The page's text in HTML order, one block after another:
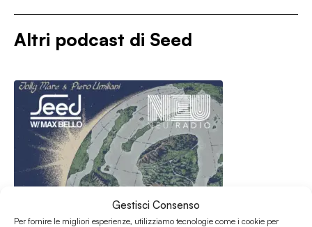
Gestisci Consenso
Per fornire le migliori esperienze, utilizziamo tecnologie come i cookie per
Altri podcast di Seed